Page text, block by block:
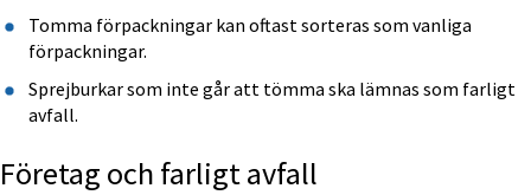
Tomma förpackningar kan oftast sorteras som vanliga
förpackningar.
Sprejburkar som inte går att tömma ska lämnas som farligt
avfall.
Företag och farligt avfall